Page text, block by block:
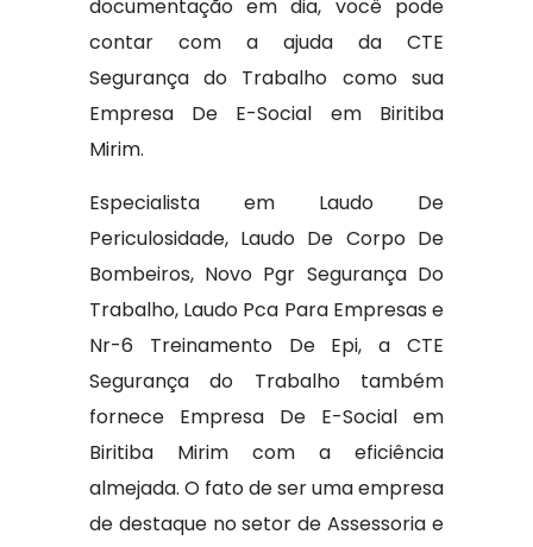
documentação em dia, você pode
contar com a ajuda da CTE
Segurança do Trabalho como sua
Empresa De E-Social em Biritiba
Mirim.
Especialista em Laudo De
Periculosidade, Laudo De Corpo De
Bombeiros, Novo Pgr Segurança Do
Trabalho, Laudo Pca Para Empresas e
Nr-6 Treinamento De Epi, a CTE
Segurança do Trabalho também
fornece Empresa De E-Social em
Biritiba Mirim com a eficiência
almejada. O fato de ser uma empresa
de destaque no setor de Assessoria e